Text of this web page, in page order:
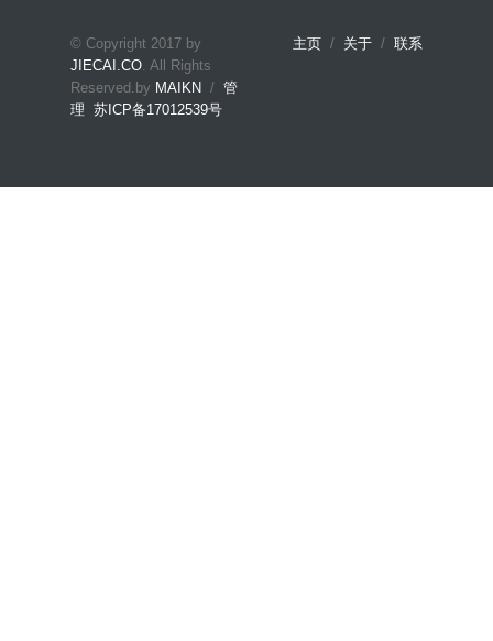
© Copyright 2017 by
JIECAI.CO. All Rights
Reserved.by MAIKN / 管
理 苏ICP备17012539号
主页 / 关于 / 联系